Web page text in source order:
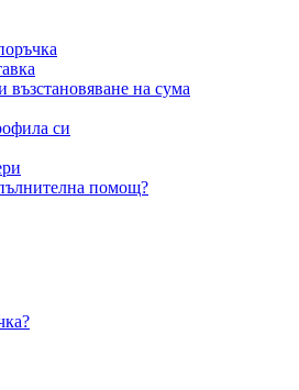
на сума
си
помощ?